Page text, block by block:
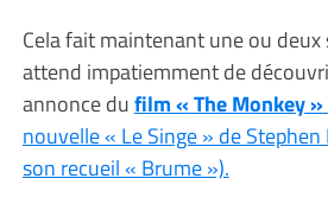
Cela fait maintenant une ou deux
attend impatiemment de
annonce dufilm « The Monkey »
nouvelle « Le Singe » de
son recueil « Brume »).